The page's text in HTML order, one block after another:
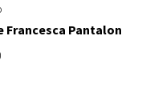
Francesca Pantalon